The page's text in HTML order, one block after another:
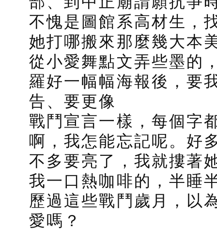
不愧是圖館系高材生，
她打哪搬來那麼幾大本
從小愛舞點文弄些墨的
羅好一幅幅海報後，要
告、要更像
戰鬥宣言一樣，每個字
啊，我怎能忘記呢。好
不多要亮了，我就摟著
我一口熱咖啡的，半睡
歷過這些戰鬥歲月，以
愛嗎？